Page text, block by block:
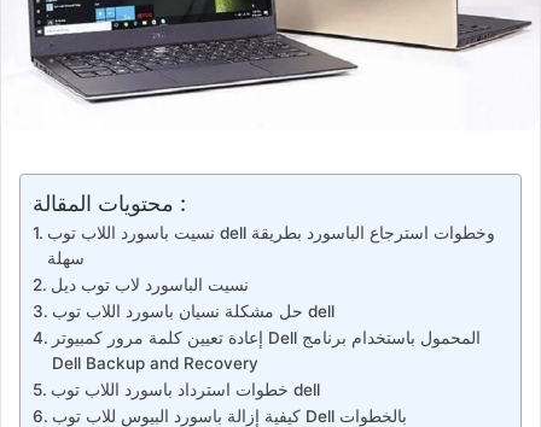
محتويات المقالة :
نسيت باسورد اللاب توب dell وخطوات استرجاع الباسورد بطريقة
سهلة
نسيت الباسورد لاب توب ديل
حل مشكلة نسيان باسورد اللاب توب dell
إعادة تعيين كلمة مرور كمبيوتر Dell المحمول باستخدام برنامج
Dell Backup and Recovery
خطوات استرداد باسورد اللاب توب dell
كيفية إزالة باسورد البيوس للاب توب Dell بالخطوات